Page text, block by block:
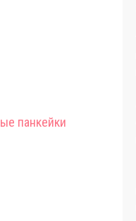
панкейки